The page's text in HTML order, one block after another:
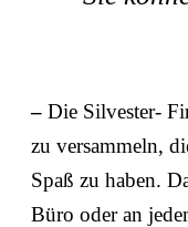
– Die Silvester-
zu versammeln,
Spaß zu haben.
Büro oder an